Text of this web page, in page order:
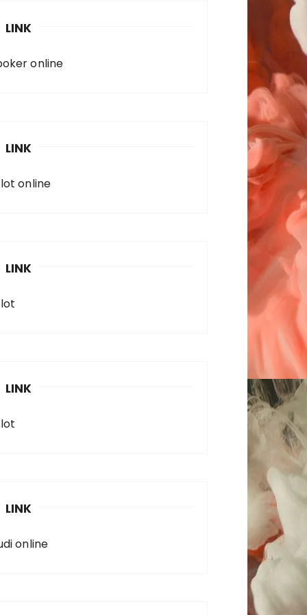
LINK
online
LINK
online
LINK
LINK
LINK
online